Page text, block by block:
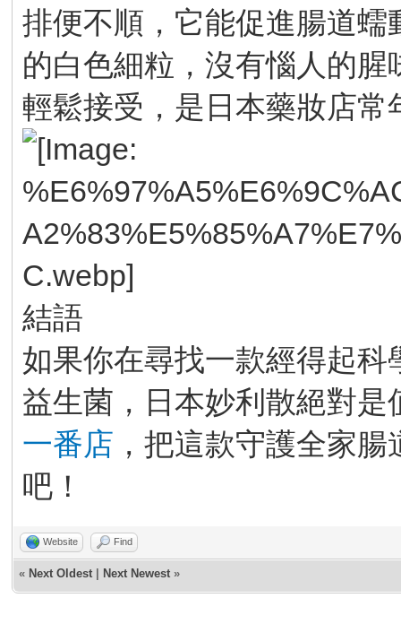
排便不順，它能促進腸道
的白色細粒，沒有惱人的
輕鬆接受，是日本藥妝店常
結語
如果你在尋找一款經得起
益生菌，日本妙利散絕對
一番店 ，把這款守護全家
吧！
Website Find
« Next Oldest Next Newest »